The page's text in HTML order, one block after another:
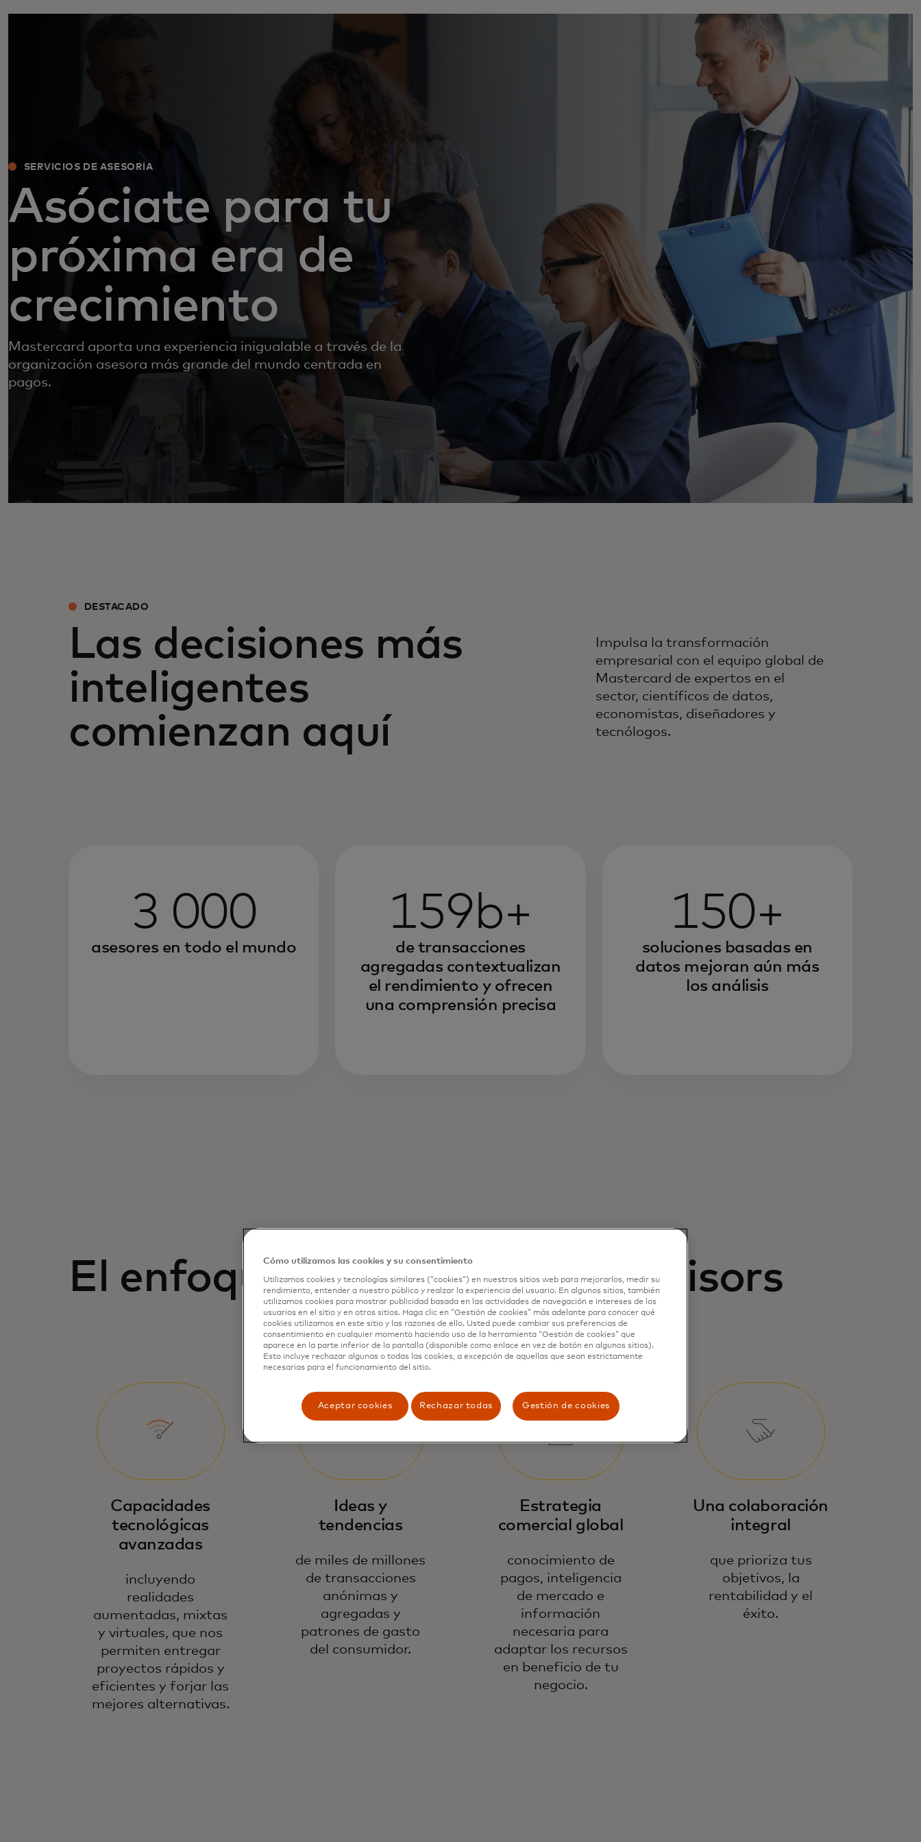
SERVICIOS DE ASESORÍA
Asóciate para tu
próxima era de
crecimiento
Mastercard aporta una experiencia inigualable a través de la
organización asesora más grande del mundo centrada en
pagos.
DESTACADO
Las decisiones más
inteligentes
comienzan aquí
Impulsa la transformación
empresarial con el equipo global de
Mastercard de expertos en el
sector, científicos de datos,
economistas, diseñadores y
tecnólogos.
3 000
asesores en todo el mundo
159b+
de transacciones
agregadas contextualizan
el rendimiento y ofrecen
una comprensión precisa
150+
soluciones basadas en
datos mejoran aún más
los análisis
El enfoque de Mastercard Advisors
Capacidades
tecnológicas
avanzadas
incluyendo
realidades
aumentadas, mixtas
y virtuales, que nos
permiten entregar
proyectos rápidos y
eficientes y forjar las
mejores alternativas.
Ideas y
tendencias
de miles de millones
de transacciones
anónimas y
agregadas y
patrones de gasto
del consumidor.
Estrategia
comercial global
conocimiento de
pagos, inteligencia
de mercado e
información
necesaria para
adaptar los recursos
en beneficio de tu
negocio.
Una colaboración
integral
que prioriza tus
objetivos, la
rentabilidad y el
éxito.
Cómo utilizamos las cookies y su consentimiento
Utilizamos cookies y tecnologías similares (“cookies”) en nuestros sitios web para mejorarlos, medir su
rendimiento, entender a nuestro público y realzar la experiencia del usuario. En algunos sitios, también
utilizamos cookies para mostrar publicidad basada en las actividades de navegación e intereses de los
usuarios en el sitio y en otros sitios. Haga clic en “Gestión de cookies” más adelante para conocer qué
cookies utilizamos en este sitio y las razones de ello. Usted puede cambiar sus preferencias de
consentimiento en cualquier momento haciendo uso de la herramienta “Gestión de cookies” que
aparece en la parte inferior de la pantalla (disponible como enlace en vez de botón en algunos sitios).
Esto incluye rechazar algunas o todas las cookies, a excepción de aquellas que sean estrictamente
necesarias para el funcionamiento del sitio.
Aceptar cookies Rechazar todas Gestión de cookies